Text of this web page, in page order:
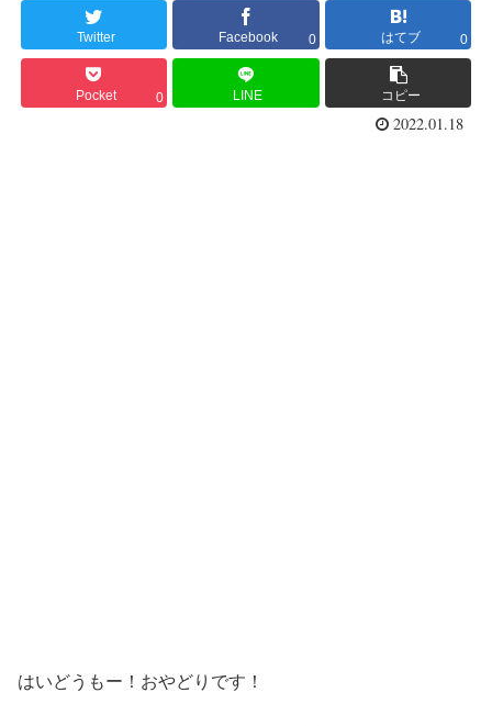
Twitter Facebook 0 はてブ 0
Pocket 0 LINE コピー
2022.01.18
はいどうもー！おやどりです！